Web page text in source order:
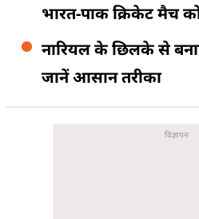
भारत-पाक क्रिकेट मैच
नारियल के छिलके से
जानें आसान तरीका